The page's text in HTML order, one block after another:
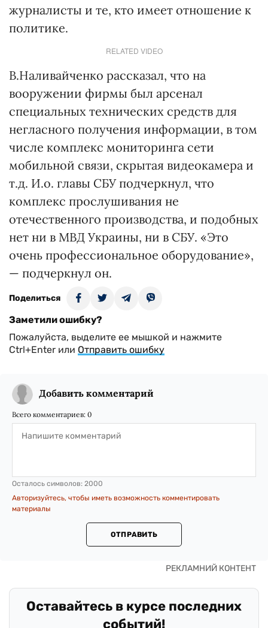
журналисты и те, кто имеет отношение к
политике.
RELATED VIDEO
В.Наливайченко рассказал, что на
вооружении фирмы был арсенал
специальных технических средств для
негласного получения информации, в том
числе комплекс мониторинга сети
мобильной связи, скрытая видеокамера и
т.д. И.о. главы СБУ подчеркнул, что
комплекс прослушивания не
отечественного производства, и подобных
нет ни в МВД Украины, ни в СБУ. «Это
очень профессиональное оборудование»,
— подчеркнул он.
Поделиться
Заметили ошибку?
Пожалуйста, выделите ее мышкой и нажмите
Ctrl+Enter или Отправить ошибку
Добавить комментарий
Всего комментариев: 0
Осталось символов: 2000
Авторизуйтесь, чтобы иметь возможность комментировать
материалы
ОТПРАВИТЬ
Оставайтесь в курсе последних
событий!